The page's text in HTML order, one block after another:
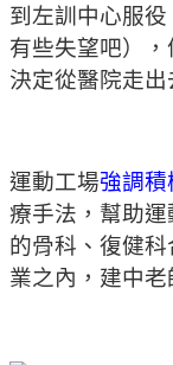
到左訓中心服
有些失望吧），
決定從醫院走出
運動工場強調積
療手法，幫助
的骨科、復健
業之內，建中老